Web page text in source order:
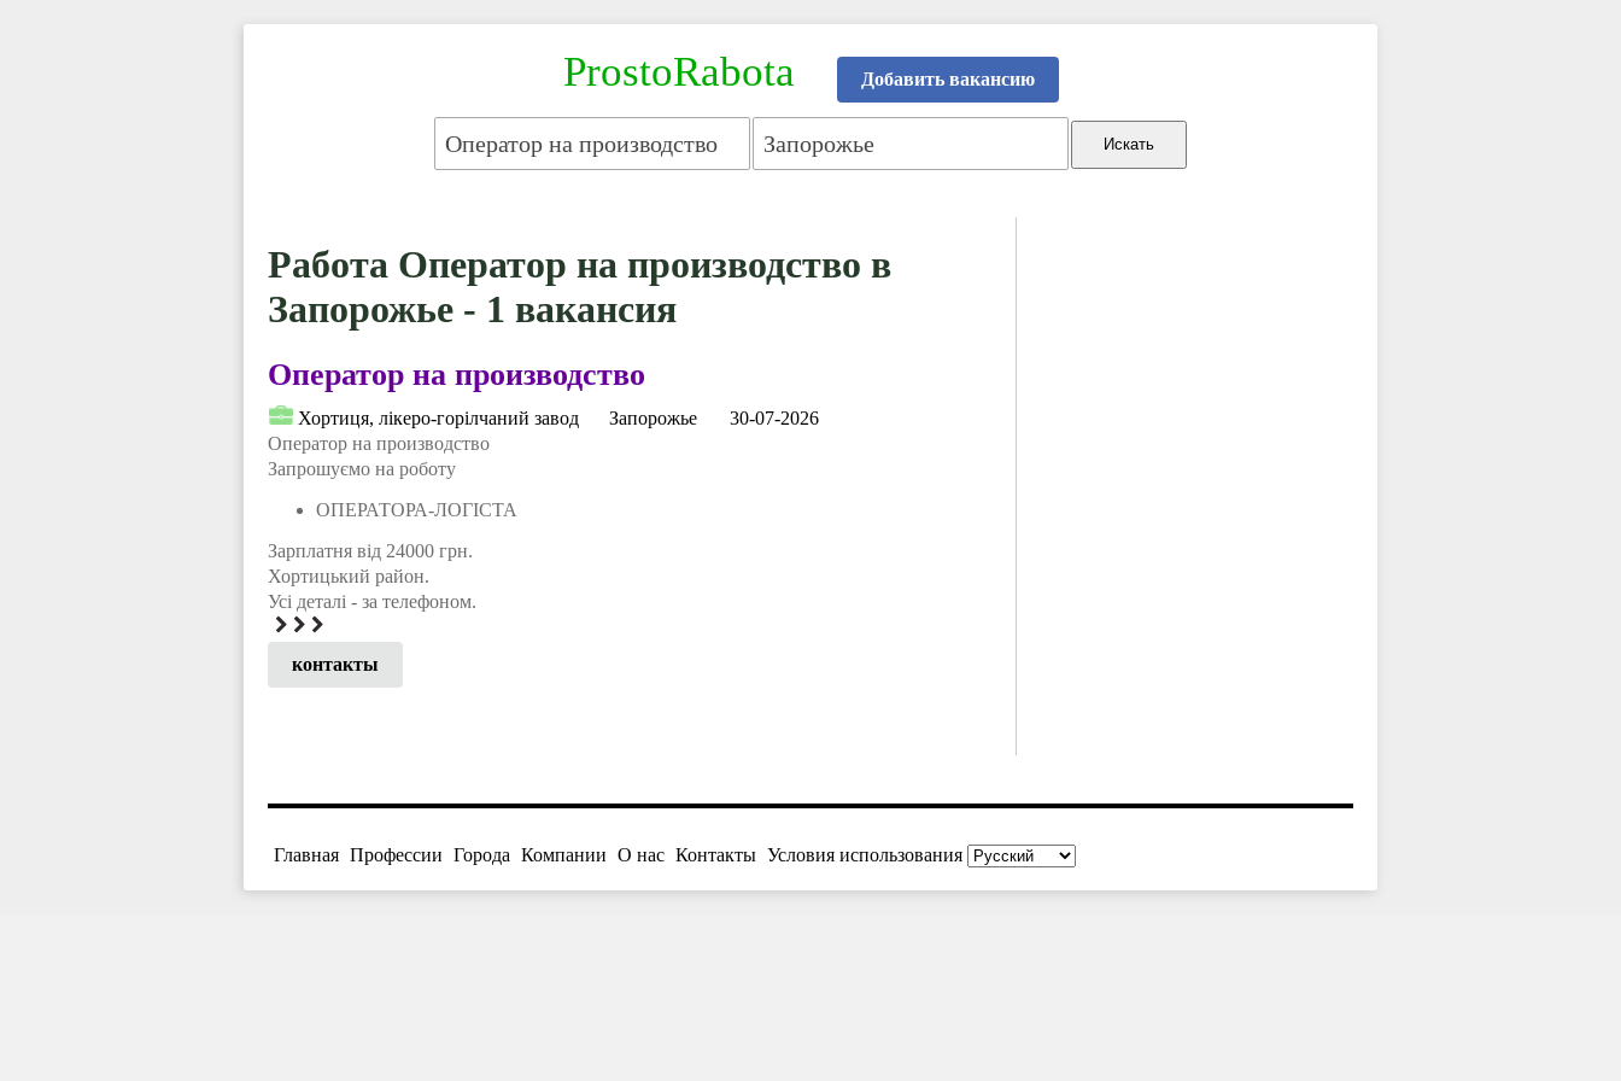
ProstoRabota Добавить вакансию
Работа Оператор на производство в
Запорожье - 1 вакансия
Оператор на производство
Хортиця, лікеро-горілчаний завод Запорожье
30-07-2026
Оператор на производство
Запрошуємо на роботу
ОПЕРАТОРА-ЛОГІСТА
Зарплатня від 24000 грн.
Хортицький район.
Усі деталі - за телефоном.
контакты
Главная Профессии Города Компании О нас Контакты Условия использования